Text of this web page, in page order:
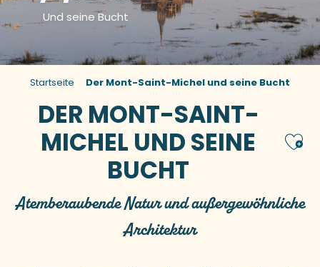
Und seine Bucht
Startseite Der Mont-Saint-Michel und seine Bucht
DER MONT-SAINT-
MICHEL UND SEINE
BUCHT
Atemberaubende Natur und außergewöhnliche
Architektur